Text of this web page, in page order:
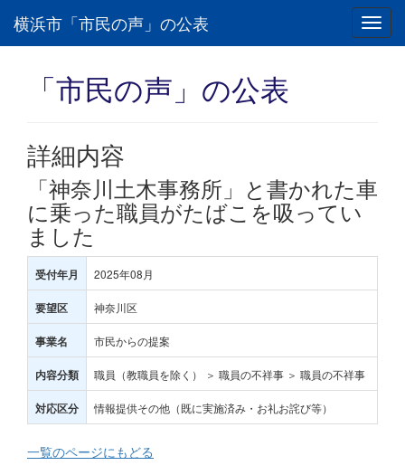
横浜市「市民の声」の公表
「市民の声」の公表
詳細内容
「神奈川土木事務所」と書かれた車
に乗った職員がたばこを吸ってい
ました
受付年月 2025年08月
要望区 神奈川区
事業名 市民からの提案
内容分類 職員（教職員を除く） ＞ 職員の不祥事 ＞ 職員の不祥事
対応区分 情報提供その他（既に実施済み・お礼お詫び等）
一覧のページにもどる